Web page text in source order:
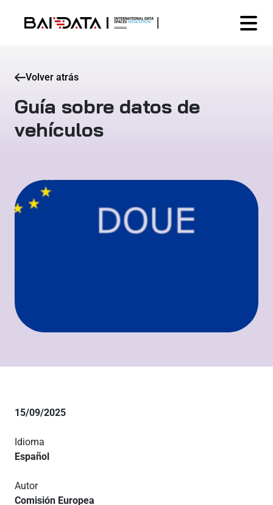
Volver atrás
Guía sobre datos de
vehículos
15/09/2025
Idioma
Español
Autor
Comisión Europea